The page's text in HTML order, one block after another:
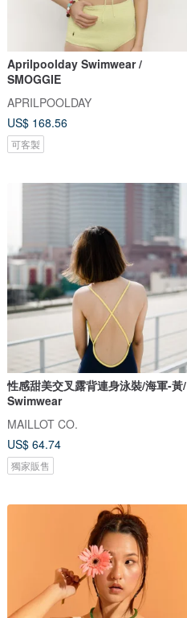
Aprilpoolday Swimwear /
SMOGGIE
APRILPOOLDAY
US$ 168.56
可客製
性感甜美交叉露背連身泳裝/海軍-黃/
Swimwear
MAILLOT CO.
US$ 64.74
獨家販售